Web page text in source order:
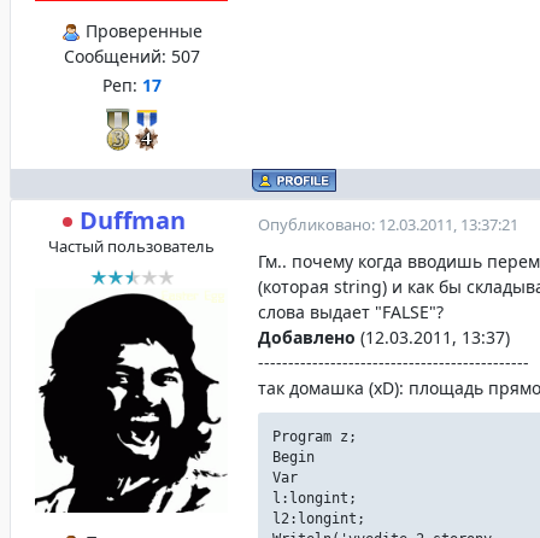
Проверенные
Сообщений: 507
Реп: 17
Duffman
Частый пользователь
Опубликовано: 12.03.2011, 13:37:21
Гм.. почему когда вводишь
(которая string) и как бы
слова выдает "FALSE"?
Добавлено (12.03.2011, 13:37)
---------------------------------------------
так домашка (xD): площадь
Program z;
Begin
Var
l:longint;
l2:longint;